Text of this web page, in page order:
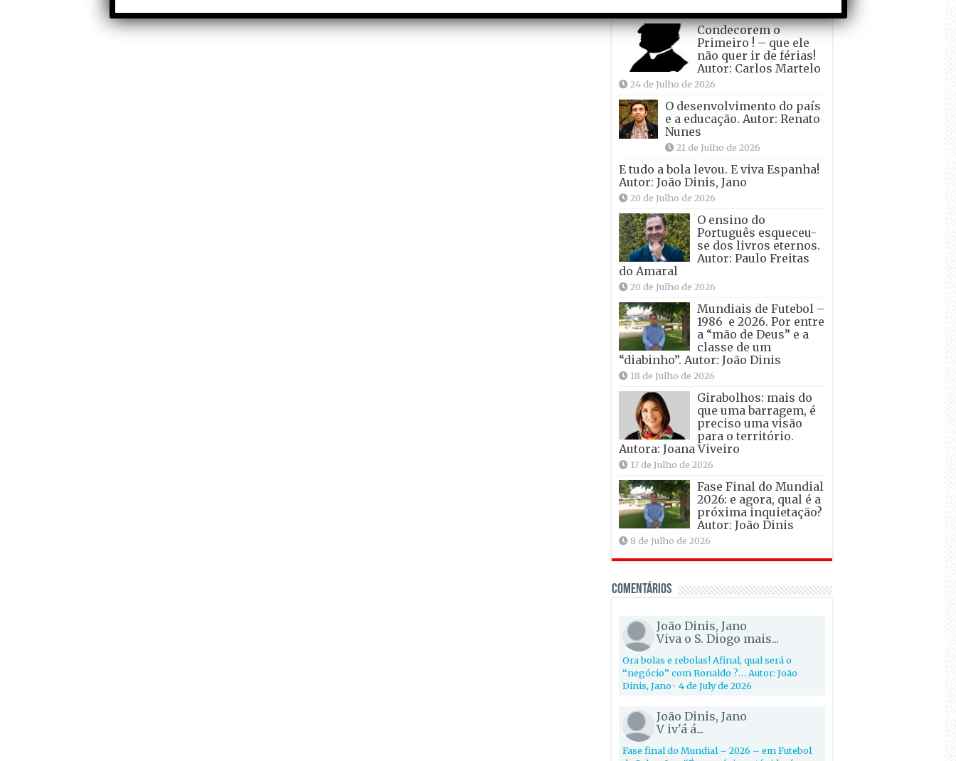
Condecorem o
Primeiro ! – que ele
não quer ir de férias!
Autor: Carlos Martelo
24 de Julho de 2026
O desenvolvimento do país
e a educação. Autor: Renato
Nunes
21 de Julho de 2026
E tudo a bola levou. E viva Espanha!
Autor: João Dinis, Jano
20 de Julho de 2026
O ensino do
Português esqueceu-
se dos livros eternos.
Autor: Paulo Freitas
do Amaral
20 de Julho de 2026
Mundiais de Futebol –
1986 e 2026. Por entre
a “mão de Deus” e a
classe de um
“diabinho”. Autor: João Dinis
18 de Julho de 2026
Girabolhos: mais do
que uma barragem, é
preciso uma visão
para o território.
Autora: Joana Viveiro
17 de Julho de 2026
Fase Final do Mundial
2026: e agora, qual é a
próxima inquietação?
Autor: João Dinis
8 de Julho de 2026
Comentários
João Dinis, Jano
Viva o S. Diogo mais...
Ora bolas e rebolas! Afinal, qual será o
“negócio” com Ronaldo ?… Autor: João
Dinis, Jano· 4 de July de 2026
João Dinis, Jano
V iv'á á...
Fase final do Mundial – 2026 – em Futebol